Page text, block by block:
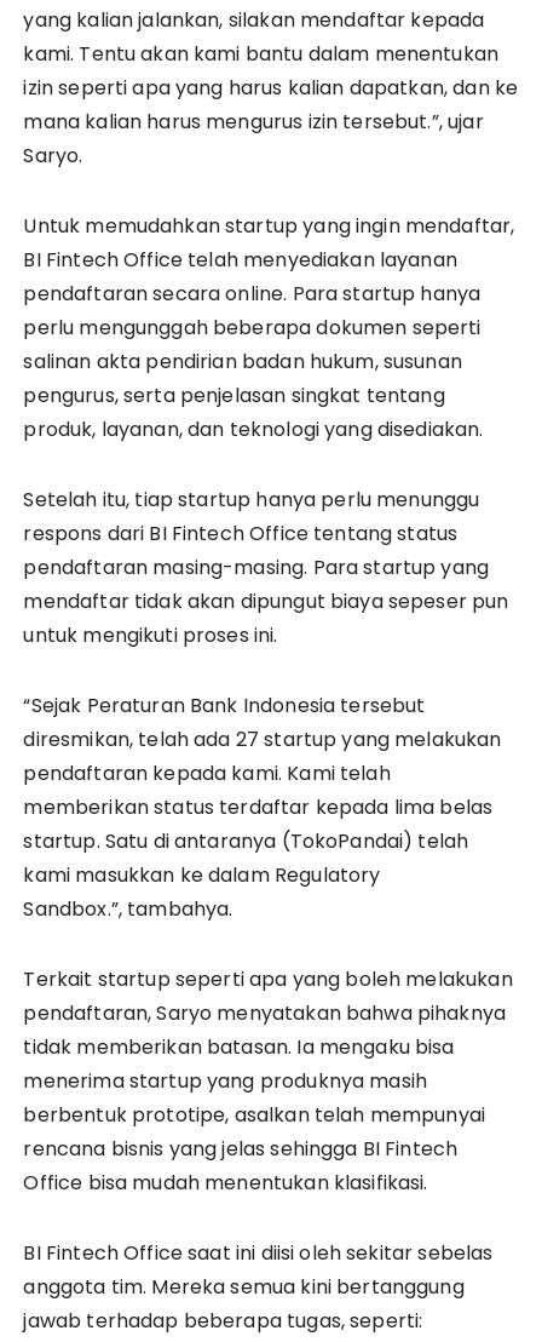
yang kalian jalankan, silakan mendaftar kepada
kami. Tentu akan kami bantu dalam menentukan
izin seperti apa yang harus kalian dapatkan, dan ke
mana kalian harus mengurus izin tersebut.”, ujar
Saryo.
Untuk memudahkan startup yang ingin mendaftar,
BI Fintech Office telah menyediakan layanan
pendaftaran secara online. Para startup hanya
perlu mengunggah beberapa dokumen seperti
salinan akta pendirian badan hukum, susunan
pengurus, serta penjelasan singkat tentang
produk, layanan, dan teknologi yang disediakan.
Setelah itu, tiap startup hanya perlu menunggu
respons dari BI Fintech Office tentang status
pendaftaran masing-masing. Para startup yang
mendaftar tidak akan dipungut biaya sepeser pun
untuk mengikuti proses ini.
“Sejak Peraturan Bank Indonesia tersebut
diresmikan, telah ada 27 startup yang melakukan
pendaftaran kepada kami. Kami telah
memberikan status terdaftar kepada lima belas
startup. Satu di antaranya (TokoPandai) telah
kami masukkan ke dalam Regulatory
Sandbox.”, tambahya.
Terkait startup seperti apa yang boleh melakukan
pendaftaran, Saryo menyatakan bahwa pihaknya
tidak memberikan batasan. Ia mengaku bisa
menerima startup yang produknya masih
berbentuk prototipe, asalkan telah mempunyai
rencana bisnis yang jelas sehingga BI Fintech
Office bisa mudah menentukan klasifikasi.
BI Fintech Office saat ini diisi oleh sekitar sebelas
anggota tim. Mereka semua kini bertanggung
jawab terhadap beberapa tugas, seperti: